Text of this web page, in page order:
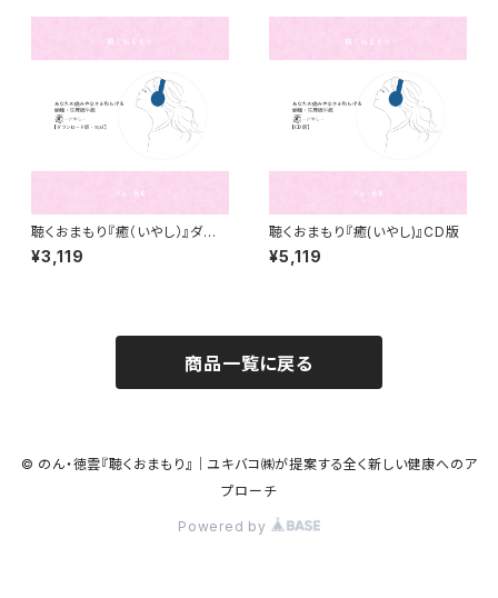
聴くおまもり『癒（いやし）』ダウ
ンロード版
¥3,119
聴くおまもり『癒(いやし)』CD版
¥5,119
商品一覧に戻る
© のん・徳雲『聴くおまもり』｜ユキバコ㈱が提案する全く新しい健康へのア
プローチ
Powered by